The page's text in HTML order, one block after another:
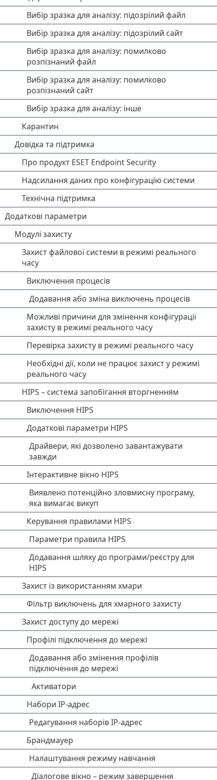
Вибір зразка для аналізу: підозрілий файл
Вибір зразка для аналізу: підозрілий сайт
Вибір зразка для аналізу: помилково
розпізнаний файл
Вибір зразка для аналізу: помилково
розпізнаний сайт
Вибір зразка для аналізу: інше
Карантин
Довідка та підтримка
Про продукт ESET Endpoint Security
Надсилання даних про конфігурацію системи
Технічна підтримка
Додаткові параметри
Модулі захисту
Захист файлової системи в режимі реального
часу
Виключення процесів
Додавання або зміна виключень процесів
Можливі причини для змінення конфігурації
захисту в режимі реального часу
Перевірка захисту в режимі реального часу
Необхідні дії, коли не працює захист у режимі
реального часу
HIPS – система запобігання вторгненням
Виключення HIPS
Додаткові параметри HIPS
Драйвери, які дозволено завантажувати
завжди
Інтерактивне вікно HIPS
Виявлено потенційно зловмисну програму,
яка вимагає викуп
Керування правилами HIPS
Параметри правила HIPS
Додавання шляху до програми/реєстру для
HIPS
Захист із використанням хмари
Фільтр виключень для хмарного захисту
Захист доступу до мережі
Профілі підключення до мережі
Додавання або змінення профілів
підключення до мережі
Активатори
Набори IP-адрес
Редагування наборів IP-адрес
Брандмауер
Налаштування режиму навчання
Діалогове вікно – режим завершення